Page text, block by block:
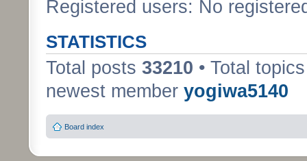
Registered users: No
STATISTICS
Total posts 33210 • Total
newest member yogiwa5140
Board index